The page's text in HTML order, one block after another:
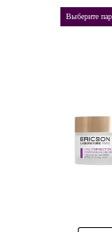
из
5
Выберите